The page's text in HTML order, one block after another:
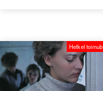
Hetkel toimub